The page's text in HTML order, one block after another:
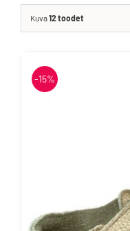
Kuva12 toodet
-15%